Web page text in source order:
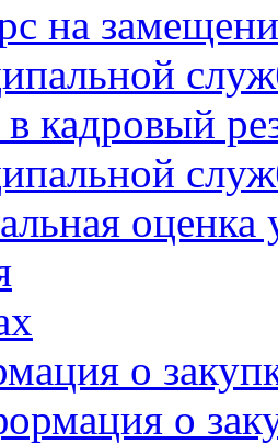
на
кадровый
оценка
о
о